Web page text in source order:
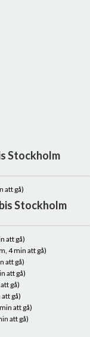
Stockholm
att gå)
Stockholm
att gå)
4 min att gå)
att gå)
att gå)
gå)
gå)
att gå)
att gå)